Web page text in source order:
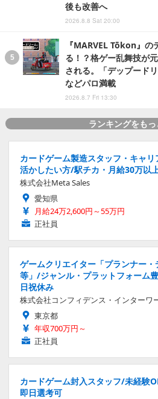
後も改善へ
2026.8.8 Sat 20:00
『MARVEL Tōkon』の
る！？格ゲー乱舞技が
される。「デップード
などパロ満載
2026.8.7 Fri 13:30
ランキングをも
カードゲーム製造スタッフ・キャ
活かしたい方/駅チカ・月給30万以
株式会社Meta Sales
愛知県
月給24万2,600円～55万円
正社員
ゲームクリエイター「プランナー
等」/ジャンル・プラットフォーム
日祝休み
株式会社コンフィデンス・インターワ
東京都
年収700万円～
正社員
カードゲーム封入スタッフ/未経験
即日選考可